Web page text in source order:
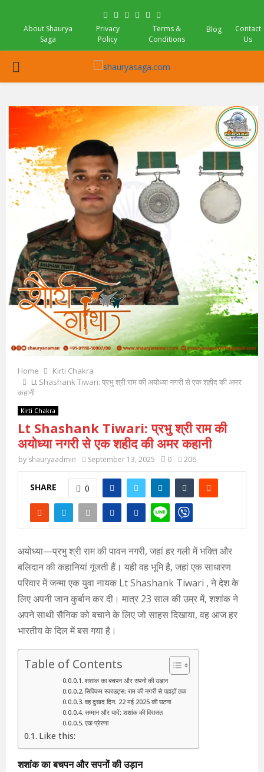
Facebook
TwitterInstagram
Pinterest
Linkedin
About Shaurya
Saga
Privacy
Policy
Terms &
Conditions
Blog
Contact
Us
PRIMARY
Home
Kirti Chakra
Lt Shashank Tiwari: प्रभु श्री राम की अयोध्या नगरी से एक शहीद की अमर
कहानी
Kirti Chakra
Lt Shashank Tiwari: प्रभु श्री राम की
अयोध्या नगरी से एक शहीद की अमर कहानी
by shauryaadmin September 13, 2025 0 206
SHARE 0
अयोध्या—प्रभु श्री राम की पावन नगरी, जहां हर गली में भक्ति और
बलिदान की कहानियां गूंजती हैं। यही वह भूमि है, जहां एक साधारण
परिवार में जन्मा एक युवा नायक Lt Shashank Tiwari , ने देश के
लिए अपनी जान कुर्बान कर दी। मात्र 23 साल की उम्र में, शशांक ने
अपने साथी सैनिक को बचाने के लिए जो साहस दिखाया, वह आज हर
भारतीय के दिल में बस गया है।
Table of Contents
शशांक का बचपन और सपनों की उड़ान
सिक्किम स्काउट्स: राम की नगरी से पहाड़ों तक
वह दुखद दिन: 22 मई 2025 की घटना
सम्मान और यादें: शशांक की विरासत
एक प्रेरणा
Like this:
शशांक का बचपन और सपनों की उड़ान